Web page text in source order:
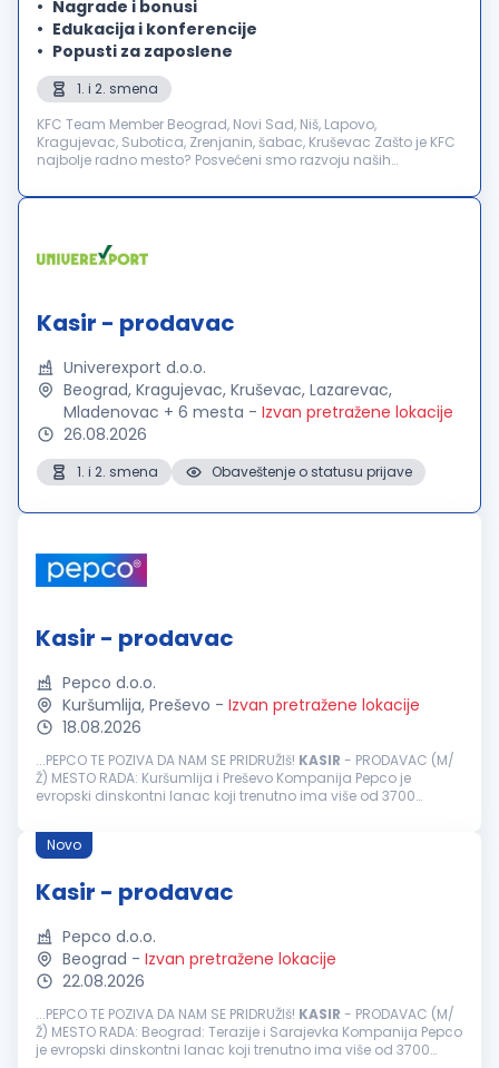
Nagrade i bonusi
Edukacija i konferencije
Popusti za zaposlene
1. i 2. smena
KFC Team Member Beograd, Novi Sad, Niš, Lapovo,
Kragujevac, Subotica, Zrenjanin, šabac, Kruševac Zašto je KFC
najbolje radno mesto? Posvećeni smo razvoju naših
transparentan i sva...
Kasir - prodavac
Univerexport d.o.o.
Beograd, Kragujevac, Kruševac, Lazarevac,
Mladenovac + 6 mesta - Izvan pretražene lokacije
26.08.2026
1. i 2. smena Obaveštenje o statusu prijave
Kasir - prodavac
Pepco d.o.o.
Kuršumlija, Preševo - Izvan pretražene lokacije
18.08.2026
...PEPCO TE POZIVA DA NAM SE PRIDRUŽIš! KASIR - PRODAVAC (M/
Ž) MESTO RADA: Kuršumlija i Preševo Kompanija Pepco je
evropski dinskontni lanac koji trenutno ima više od 3700
miliona kupaca...
Novo
Kasir - prodavac
Pepco d.o.o.
Beograd - Izvan pretražene lokacije
22.08.2026
...PEPCO TE POZIVA DA NAM SE PRIDRUŽIš! KASIR - PRODAVAC (M/
Ž) MESTO RADA: Beograd: Terazije i Sarajevka Kompanija Pepco
je evropski dinskontni lanac koji trenutno ima više od 3700